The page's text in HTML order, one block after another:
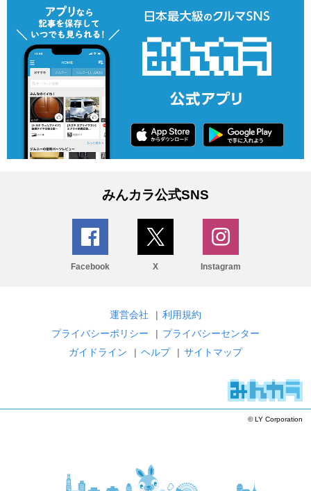
みんカラ公式SNS
Facebook X Instagram
運営会社 | 利用規約
プライバシーポリシー
| プライバシーセンター
ガイドライン
| ヘルプ | サイトマップ
© LY Corporation